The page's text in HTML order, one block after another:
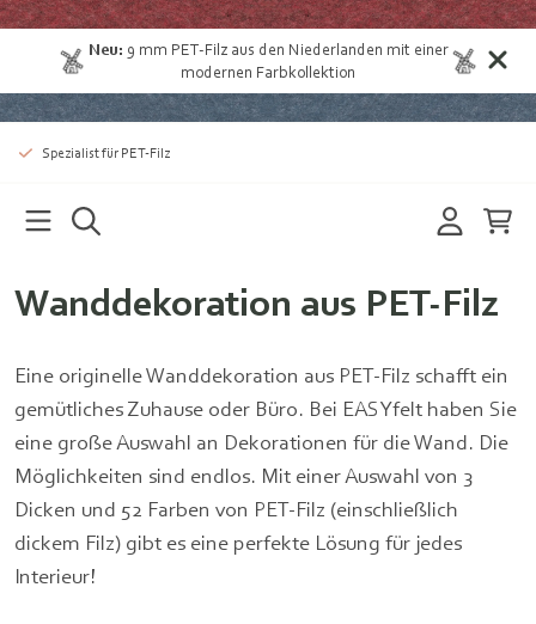
Neu: 9 mm PET-Filz aus den Niederlanden mit einer
modernen Farbkollektion
Spezialist für PET-Filz
Wanddekoration aus PET-Filz
Eine originelle Wanddekoration aus PET-Filz schafft ein
gemütliches Zuhause oder Büro. Bei EASYfelt haben Sie
eine große Auswahl an Dekorationen für die Wand. Die
Möglichkeiten sind endlos. Mit einer Auswahl von 3
Dicken und 52 Farben von PET-Filz (einschließlich
dickem Filz) gibt es eine perfekte Lösung für jedes
Interieur!